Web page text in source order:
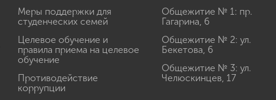
Меры поддержки для
студенческих семей
Целевое обучение и
правила приема на целевое
обучение
Противодействие
коррупции
Общежитие № 1: пр.
Гагарина, 6
Общежитие № 2: ул.
Бекетова, 6
Общежитие № 3: ул.
Челюскинцев, 17